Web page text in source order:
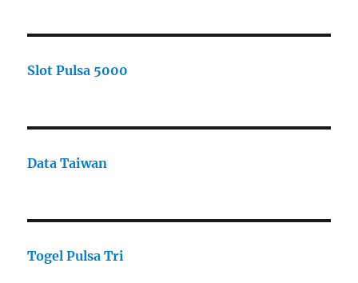
Slot Pulsa 5000
Data Taiwan
Togel Pulsa Tri